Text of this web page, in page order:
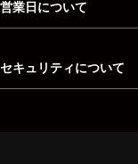
営業日について
セキュリティについて